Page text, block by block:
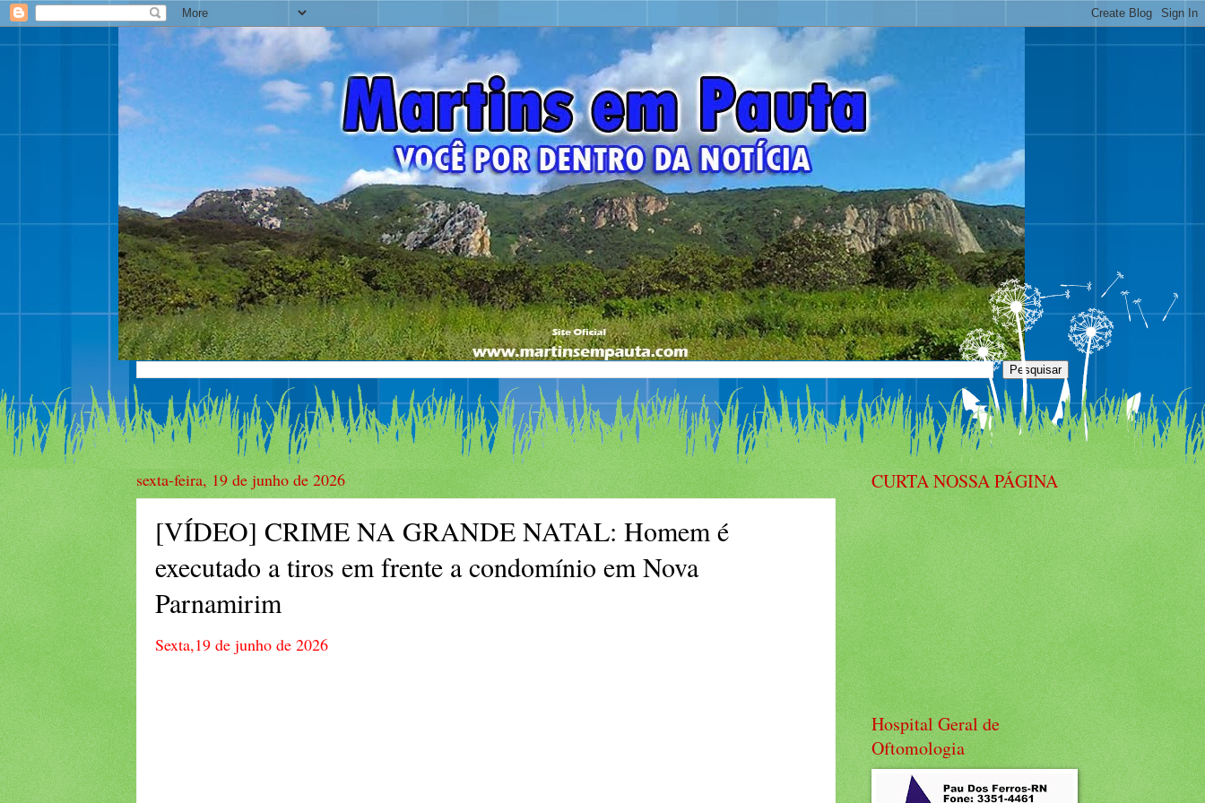
sexta-feira, 19 de junho de 2026
[VÍDEO] CRIME NA GRANDE NATAL: Homem é
executado a tiros em frente a condomínio em Nova
Parnamirim
Sexta,19 de junho de 2026
CURTA NOSSA PÁGINA
Hospital Geral de
Oftomologia